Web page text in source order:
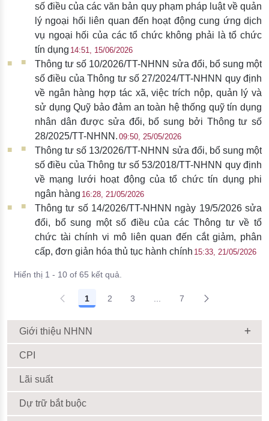
số điều của các văn bản quy phạm pháp luật về quản
lý ngoại hối liên quan đến hoạt động cung ứng dịch
vụ ngoại hối của các tổ chức không phải là tổ chức
tín dụng 14:51, 15/06/2026
Thông tư số 10/2026/TT-NHNN sửa đổi, bổ sung một
số điều của Thông tư số 27/2024/TT-NHNN quy định
về ngân hàng hợp tác xã, việc trích nộp, quản lý và
sử dụng Quỹ bảo đảm an toàn hệ thống quỹ tín dụng
nhân dân được sửa đổi, bổ sung bởi Thông tư số
28/2025/TT-NHNN. 09:50, 25/05/2026
Thông tư số 13/2026/TT-NHNN sửa đổi, bổ sung một
số điều của Thông tư số 53/2018/TT-NHNN quy định
về mạng lưới hoạt động của tổ chức tín dụng phi
ngân hàng 16:28, 21/05/2026
Thông tư số 14/2026/TT-NHNN ngày 19/5/2026 sửa
đổi, bổ sung một số điều của các Thông tư về tổ
chức tài chính vi mô liên quan đến cắt giảm, phân
cấp, đơn giản hóa thủ tục hành chính 15:33, 21/05/2026
Hiển thị 1 - 10 of 65 kết quả.
1 2 3 7
Giới thiệu NHNN
CPI
Lãi suất
Dự trữ bắt buộc